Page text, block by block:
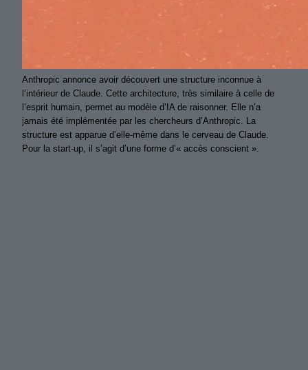
Anthropic annonce avoir découvert une structure inconnue à
l’intérieur de Claude. Cette architecture, très similaire à celle de
l’esprit humain, permet au modèle d’IA de raisonner. Elle n’a
jamais été implémentée par les chercheurs d’Anthropic. La
structure est apparue d’elle-même dans le cerveau de Claude.
Pour la start-up, il s’agit d’une forme d’« accès conscient ».